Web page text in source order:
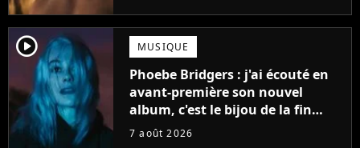
player2 MUSIQUE
Phoebe Bridgers : j'ai écouté en
avant-première son nouvel
album, c'est le bijou de la fin
d'été
7 août 2026